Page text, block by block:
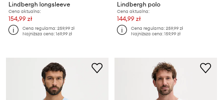
Lindbergh longsleeve
Cena aktualna:
154,99 zł
Cena regularna:259,99 zł
Najniższa cena:169,99 zł
Lindbergh polo
Cena aktualna:
144,99 zł
Cena regularna:259,99 zł
Najniższa cena:159,99 zł